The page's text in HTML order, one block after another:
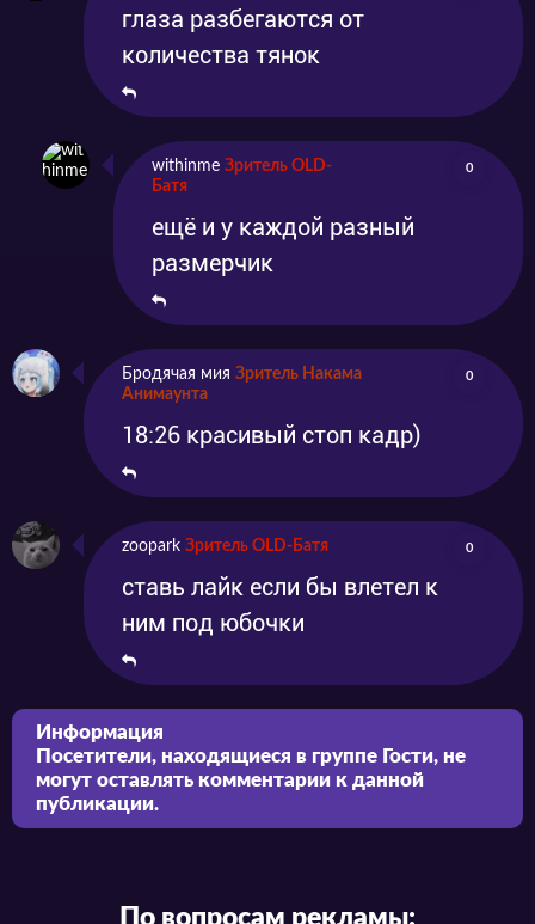
глаза разбегаются от
количества тянок
withinme Зритель OLD-
Батя
0
ещё и у каждой разный
размерчик
Бродячая мия Зритель Накама
Анимаунта
0
18:26 красивый стоп кадр)
zoopark Зритель OLD-Батя 0
ставь лайк если бы влетел к
ним под юбочки
Информация
Посетители, находящиеся в группе Гости, не
могут оставлять комментарии к данной
публикации.
По вопросам рекламы: